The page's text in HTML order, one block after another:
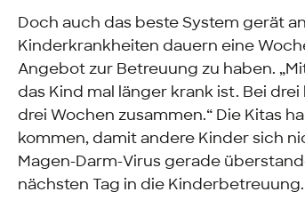
Doch auch das beste System gerät
Kinderkrankheiten dauern eine
Angebot zur Betreuung zu haben.
das Kind mal länger krank ist. Bei
drei Wochen zusammen.“ Die Kitas
kommen, damit andere Kinder sich
Magen-Darm-Virus gerade
nächsten Tag in die Kinderbetreuung.